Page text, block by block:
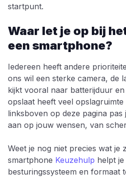
startpunt.
Waar let je op bij
een smartphone?
Iedereen heeft andere
ons wil een sterke camera, de
kijkt vooral naar batterijduur en
opslaat heeft veel
linksboven op deze pagina pas
aan op jouw wensen, van
Weet je nog niet precies wat je
smartphone Keuzehulp helpt
besturingssysteem en formaat